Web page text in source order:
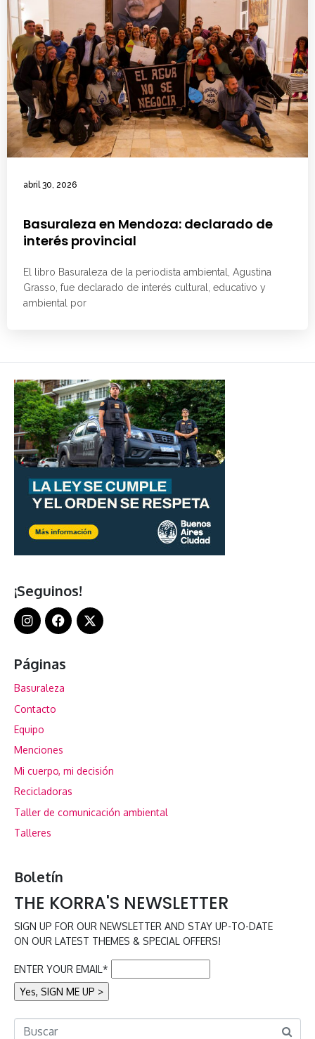
abril 30, 2026
Basuraleza en Mendoza: declarado de
interés provincial
El libro Basuraleza de la periodista ambiental, Agustina
Grasso, fue declarado de interés cultural, educativo y
ambiental por
¡Seguinos!
Páginas
Basuraleza
Contacto
Equipo
Menciones
Mi cuerpo, mi decisión
Recicladoras
Taller de comunicación ambiental
Talleres
Boletín
THE KORRA'S NEWSLETTER
SIGN UP FOR OUR NEWSLETTER AND STAY UP-TO-DATE
ON OUR LATEST THEMES & SPECIAL OFFERS!
ENTER YOUR EMAIL*